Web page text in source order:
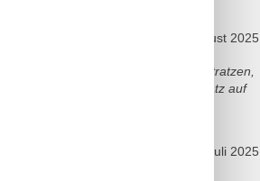
august 2025
Wohnung, stramme Matratzen,
im Garten, Parkplatz auf
juli 2025